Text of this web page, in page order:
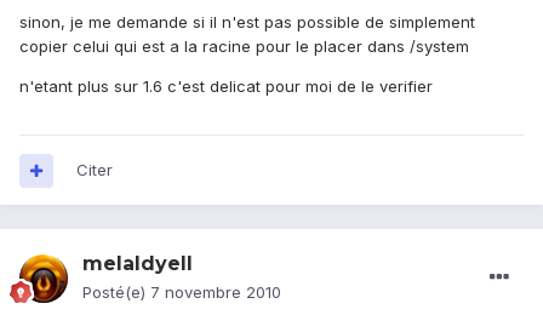
sinon, je me demande si il n'est pas possible de simplement
copier celui qui est a la racine pour le placer dans /system
n'etant plus sur 1.6 c'est delicat pour moi de le verifier
Citer
melaldyell
Posté(e) 7 novembre 2010